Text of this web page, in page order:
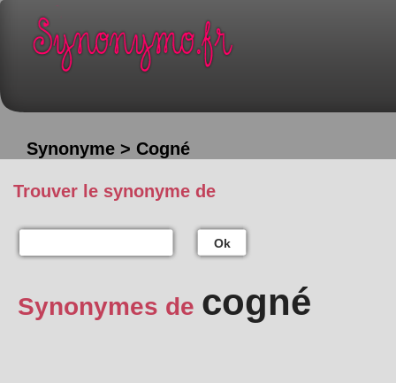
Synonyme > Cogné
Trouver le synonyme de
Ok
Synonymes de cogné